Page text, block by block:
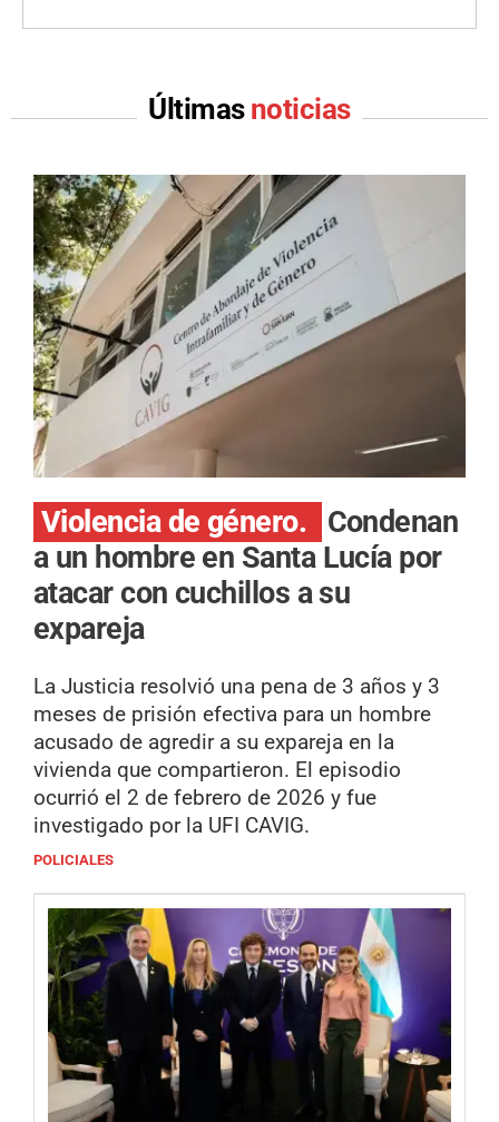
Últimas noticias
Violencia de género.
Condenan
a un hombre en Santa Lucía por
atacar con cuchillos a su
expareja
La Justicia resolvió una pena de 3 años y 3
meses de prisión efectiva para un hombre
acusado de agredir a su expareja en la
vivienda que compartieron. El episodio
ocurrió el 2 de febrero de 2026 y fue
investigado por la UFI CAVIG.
POLICIALES